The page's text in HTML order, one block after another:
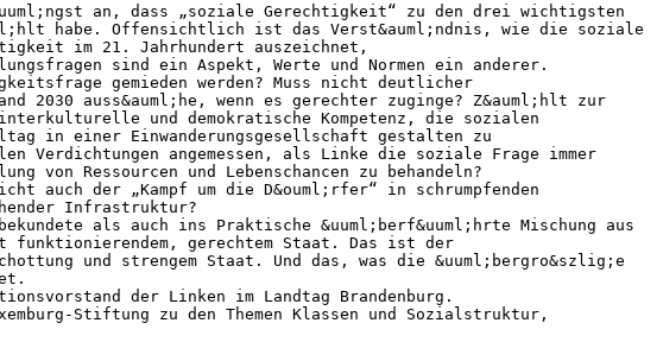
an, dass „soziale Gerechtigkeit“ zu den drei wichtigsten
habe. Offensichtlich ist das Verst&auml;ndnis, wie die soziale
im 21. Jahrhundert auszeichnet,
sind ein Aspekt, Werte und Normen ein anderer.
gemieden werden? Muss nicht deutlicher
2030 auss&auml;he, wenn es gerechter zuginge? Z&auml;hlt zur
und demokratische Kompetenz, die sozialen
in einer Einwanderungsgesellschaft gestalten zu
Verdichtungen angemessen, als Linke die soziale Frage immer
von Ressourcen und Lebenschancen zu behandeln?
auch der „Kampf um die D&ouml;rfer“ in schrumpfenden
Infrastruktur?
als auch ins Praktische &uuml;berf&uuml;hrte Mischung aus
funktionierendem, gerechtem Staat. Das ist der
und strengem Staat. Und das, was die &uuml;bergro&szlig;e
der Linken im Landtag Brandenburg.
Stiftung zu den Themen Klassen und Sozialstruktur,